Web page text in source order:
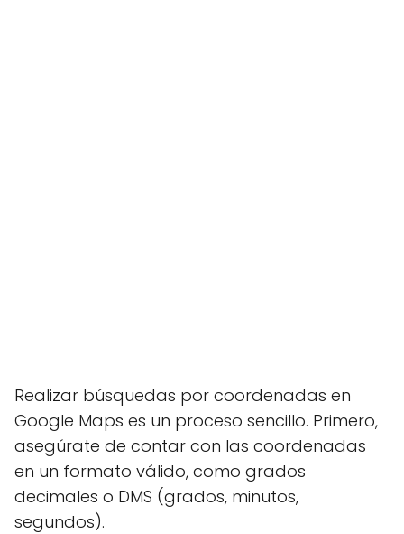
Realizar búsquedas por coordenadas en
Google Maps es un proceso sencillo. Primero,
asegúrate de contar con las coordenadas
en un formato válido, como grados
decimales o DMS (grados, minutos,
segundos).